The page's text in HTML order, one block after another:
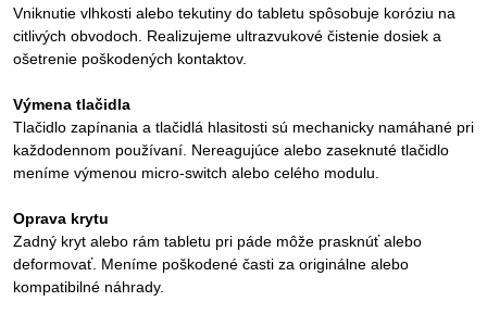
Vniknutie vlhkosti alebo tekutiny do tabletu spôsobuje koróziu na
citlivých obvodoch. Realizujeme ultrazvukové čistenie dosiek a
ošetrenie poškodených kontaktov.
Výmena tlačidla
Tlačidlo zapínania a tlačidlá hlasitosti sú mechanicky namáhané pri
každodennom používaní. Nereagujúce alebo zaseknuté tlačidlo
meníme výmenou micro-switch alebo celého modulu.
Oprava krytu
Zadný kryt alebo rám tabletu pri páde môže prasknúť alebo
deformovať. Meníme poškodené časti za originálne alebo
kompatibilné náhrady.